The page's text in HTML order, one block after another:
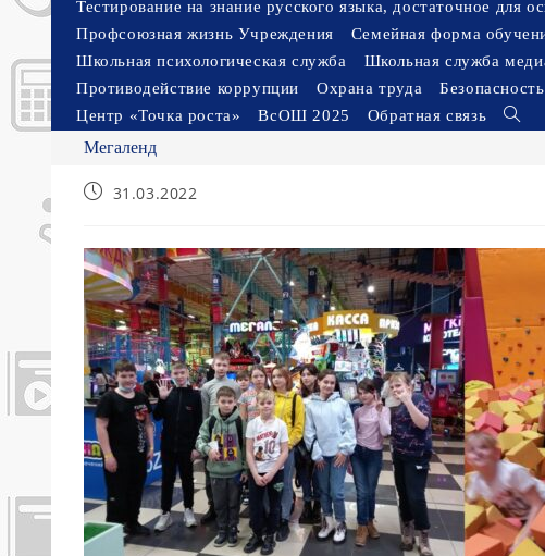
Тестирование на знание русского языка, достаточное
Профсоюзная жизнь Учреждения
Семейная форма
Школьная психологическая служба
Школьная служба
Противодействие коррупции
Охрана труда Безопасность
Центр «Точка роста»
ВсОШ 2025 Обратная связь
Мегаленд
Запись31.03.2022